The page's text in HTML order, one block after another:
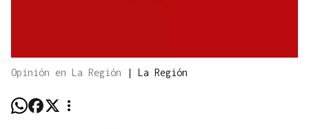
Opinión en La Región | La Región